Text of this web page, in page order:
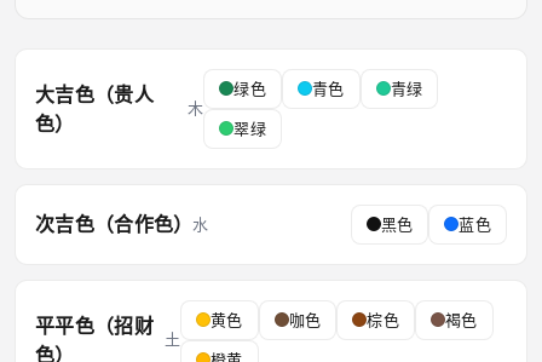
大吉色（贵人
色）
木
绿色 青色
青绿
翠绿
次吉色（合作色） 水 黑色 蓝色
平平色（招财
色）
土
黄色 咖色 棕色
褐色